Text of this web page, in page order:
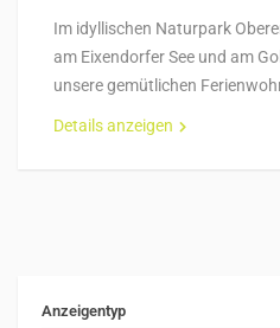
Im idyllischen Naturpark
am Eixendorfer See und am
unsere gemütlichen
Details anzeigen
Anzeigentyp